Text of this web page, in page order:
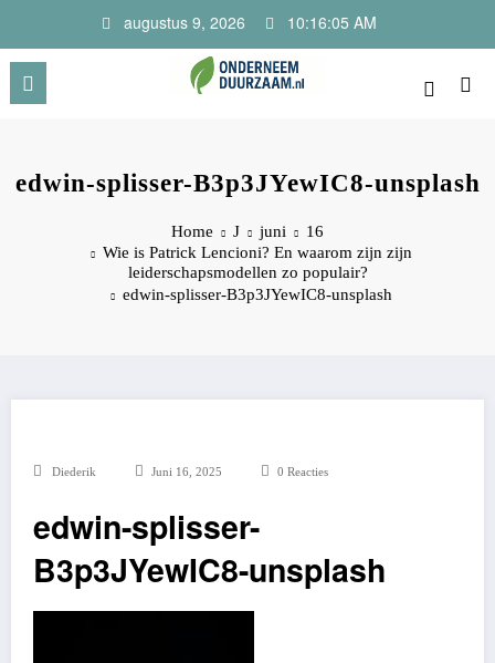
de
inhoud
augustus 9, 2026 10:16:05 AM
edwin-splisser-B3p3JYewIC8-unsplash
Home J juni
16
Wie is Patrick Lencioni? En waarom zijn zijn
leiderschapsmodellen zo populair?
edwin-splisser-B3p3JYewIC8-unsplash
Diederik Juni 16, 2025 0 Reacties
edwin-splisser-
B3p3JYewIC8-unsplash